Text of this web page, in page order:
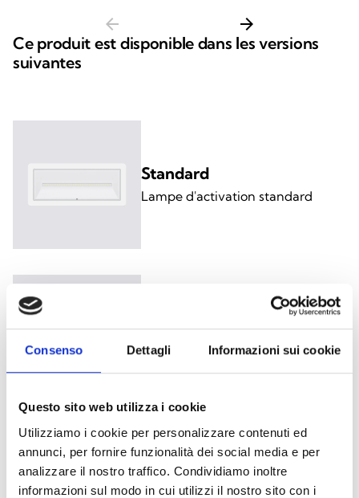
Consenso Dettagli Informazioni sui cookie
Questo sito web utilizza i cookie
Utilizziamo i cookie per personalizzare contenuti ed
annunci, per fornire funzionalità dei social media e per
analizzare il nostro traffico. Condividiamo inoltre
informazioni sul modo in cui utilizzi il nostro sito con i
arrow_back arrow_forward
Ce produit est disponible dans les versions
suivantes
Standard
Lampe d'activation standard
Lampe avec autotest de la
batterie et du système
électronique
Supervision via BUS